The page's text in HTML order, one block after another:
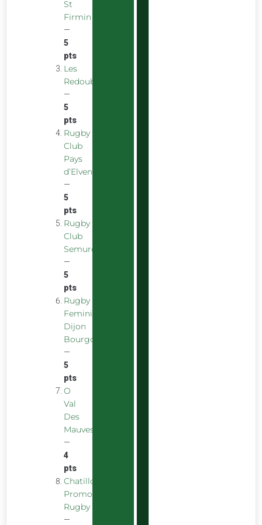
St
Firmin
—
5
pts
Les
Redoubstables
—
5
pts
Rugby
Club
Pays
d’Elven
—
5
pts
Rugby
Club
Semurois
—
5
pts
Rugby
Feminin
Dijon
Bourgogne
—
5
pts
O
Val
Des
Mauves
—
4
pts
Chatillon
Promotion
Rugby
—